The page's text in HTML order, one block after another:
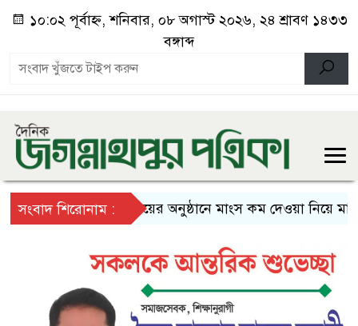
১০:০২ পূর্বাহ্ন, শনিবার, ০৮ অগাস্ট ২০২৬, ২৪ শ্রাবণ ১৪৩৩
বঙ্গাব্দ
সংবাদ শিরোনাম :বিয়ের অনুষ্ঠানে মাংস কম দেওয়া নিয়ে